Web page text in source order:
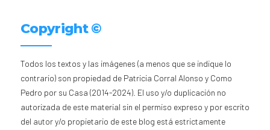
Copyright ©
Todos los textos y las imágenes (a menos que se indique lo
contrario) son propiedad de Patricia Corral Alonso y Como
Pedro por su Casa (2014-2024). El uso y/o duplicación no
autorizada de este material sin el permiso expreso y por escrito
del autor y/o propietario de este blog está estrictamente